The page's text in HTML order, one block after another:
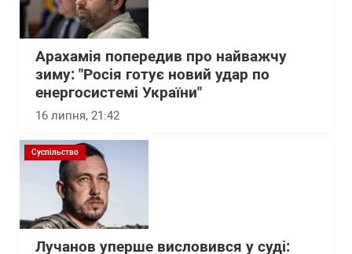
Арахамія попередив про найважчу
зиму: "Росія готує новий удар по
енергосистемі України"
16 липня, 21:42
Суспільство
Лучанов уперше висловився у суді: